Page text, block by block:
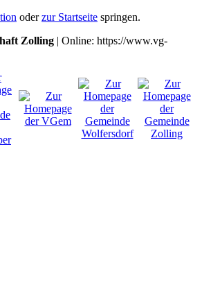
oderzur Startseite springen.
Zolling | Online: https://www.vg-